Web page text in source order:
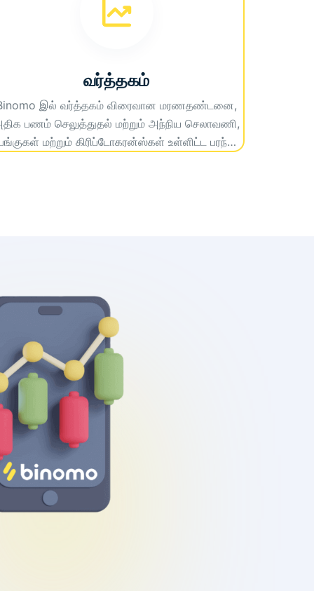
வர்த்தகம்
இல் வர்த்தகம் விரைவான மரணதண்டனை,
பணம் செலுத்துதல் மற்றும் அந்நிய செலாவணி,
மற்றும் கிரிப்டோகரன்ஸ்கள் உள்ளிட்ட பரந்த